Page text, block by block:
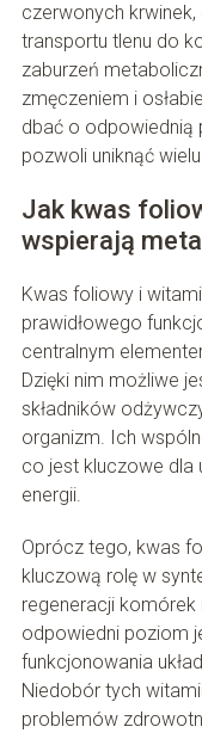
czerwonych
transportu tlenu do
zaburzeń
zmęczeniem i
dbać o odpowiednią
pozwoli uniknąć
Jak kwas
wspierają
Kwas foliowy i
prawidłowego
centralnym
Dzięki nim możliwe
składników
organizm. Ich
co jest kluczowe dla
energii.
Oprócz tego, kwas
kluczową rolę w
regeneracji komórek
odpowiedni poziom
funkcjonowania
Niedobór tych
problemów